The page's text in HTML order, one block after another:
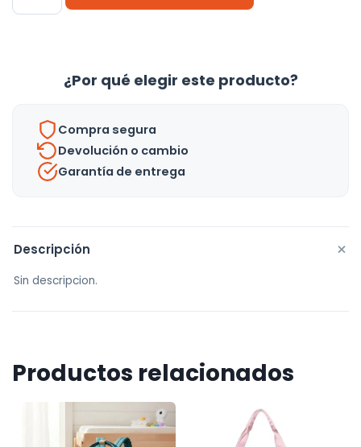
Capacidad,
Resistente
Lila
cantidad
¿Por qué elegir este producto?
Compra segura
Devolución o cambio
Garantía de entrega
Descripción +
Sin descripcion.
Productos relacionados